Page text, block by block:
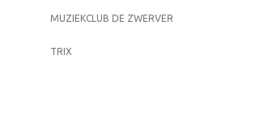
MUZIEKCLUB DE ZWERVER
TRIX